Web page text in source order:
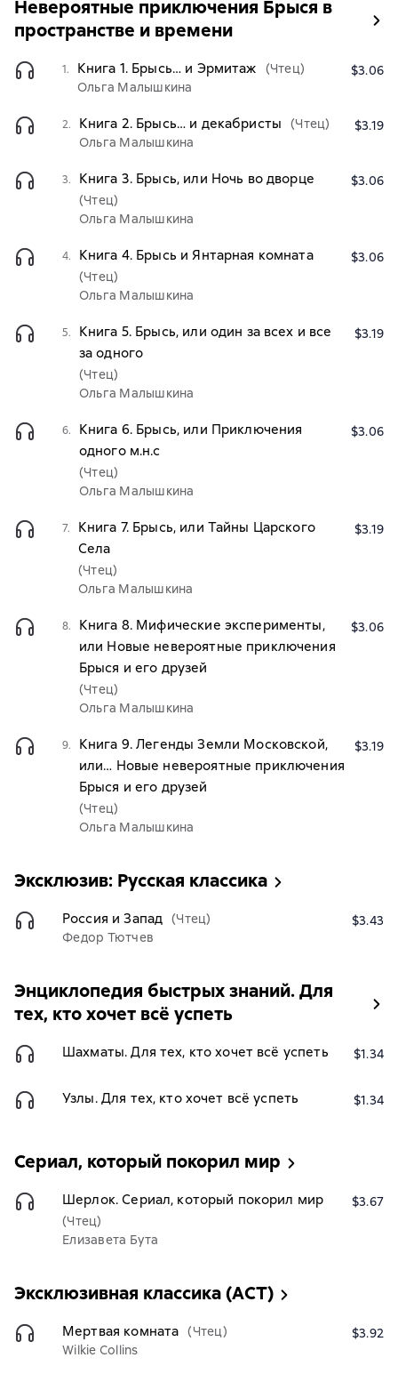
Невероятные приключения Брыся в
пространстве и времени
1. Книга 1. Брысь… и Эрмитаж
(Чтец)
Ольга Малышкина
$3.06
2. Книга 2. Брысь… и декабристы
(Чтец)
Ольга Малышкина
$3.19
3. Книга 3. Брысь, или Ночь во дворце
(Чтец)
Ольга Малышкина
$3.06
4. Книга 4. Брысь и Янтарная комната
(Чтец)
Ольга Малышкина
$3.06
5.
Книга 5. Брысь, или один за всех и все
за одного
(Чтец)
Ольга Малышкина
$3.19
6.
Книга 6. Брысь, или Приключения
одного м.н.с
(Чтец)
Ольга Малышкина
$3.06
7.
Книга 7. Брысь, или Тайны Царского
Села
(Чтец)
Ольга Малышкина
$3.19
8.
Книга 8. Мифические эксперименты,
или Новые невероятные приключения
Брыся и его друзей
(Чтец)
Ольга Малышкина
$3.06
9.
Книга 9. Легенды Земли Московской,
или… Новые невероятные приключения
Брыся и его друзей
(Чтец)
Ольга Малышкина
$3.19
Эксклюзив: Русская классика
Россия и Запад (Чтец)
Федор Тютчев
$3.43
Энциклопедия быстрых знаний. Для
тех, кто хочет всё успеть
Шахматы. Для тех, кто хочет всё успеть $1.34
Узлы. Для тех, кто хочет всё успеть $1.34
Сериал, который покорил мир
Шерлок. Сериал, который покорил мир
(Чтец)
Елизавета Бута
$3.67
Эксклюзивная классика (АСТ)
Мертвая комната (Чтец)
Wilkie Collins
$3.92